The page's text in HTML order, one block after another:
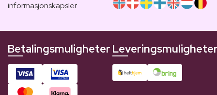
informasjonskapsler
Betalingsmuligheter